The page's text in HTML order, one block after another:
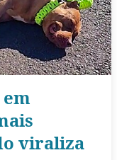
viraliza